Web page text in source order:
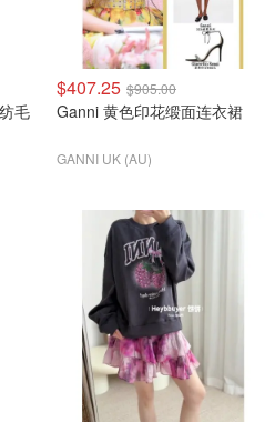
毛
$407.25 $905.00
Ganni 黄色印花缎面连衣裙
GANNI UK (AU)